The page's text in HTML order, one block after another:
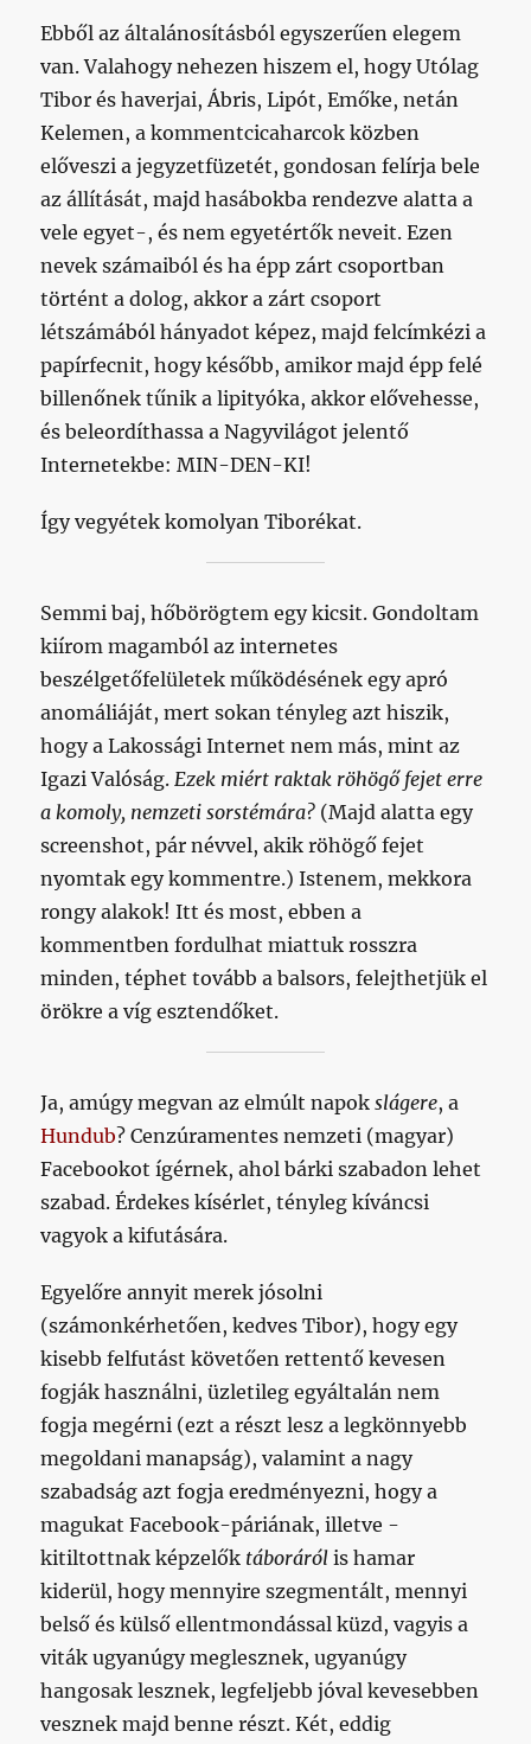
Ebből az általánosításból egyszerűen elegem
van. Valahogy nehezen hiszem el, hogy Utólag
Tibor és haverjai, Ábris, Lipót, Emőke, netán
Kelemen, a kommentcicaharcok közben
előveszi a jegyzetfüzetét, gondosan felírja bele
az állítását, majd hasábokba rendezve alatta a
vele egyet-, és nem egyetértők neveit. Ezen
nevek számaiból és ha épp zárt csoportban
történt a dolog, akkor a zárt csoport
létszámából hányadot képez, majd felcímkézi a
papírfecnit, hogy később, amikor majd épp felé
billenőnek tűnik a lipityóka, akkor elővehesse,
és beleordíthassa a Nagyvilágot jelentő
Internetekbe: MIN-DEN-KI!
Így vegyétek komolyan Tiborékat.
Semmi baj, hőbörögtem egy kicsit. Gondoltam
kiírom magamból az internetes
beszélgetőfelületek működésének egy apró
anomáliáját, mert sokan tényleg azt hiszik,
hogy a Lakossági Internet nem más, mint az
Igazi Valóság.Ezek miért raktak röhögő fejet erre
a komoly, nemzeti sorstémára? (Majd alatta egy
screenshot, pár névvel, akik röhögő fejet
nyomtak egy kommentre.) Istenem, mekkora
rongy alakok! Itt és most, ebben a
kommentben fordulhat miattuk rosszra
minden, téphet tovább a balsors, felejthetjük el
örökre a víg esztendőket.
Ja, amúgy megvan az elmúlt napokslágere, a
Hundub? Cenzúramentes nemzeti (magyar)
Facebookot ígérnek, ahol bárki szabadon lehet
szabad. Érdekes kísérlet, tényleg kíváncsi
vagyok a kifutására.
Egyelőre annyit merek jósolni
(számonkérhetően, kedves Tibor), hogy egy
kisebb felfutást követően rettentő kevesen
fogják használni, üzletileg egyáltalán nem
fogja megérni (ezt a részt lesz a legkönnyebb
megoldani manapság), valamint a nagy
szabadság azt fogja eredményezni, hogy a
magukat Facebook-páriának, illetve -
kitiltottnak képzelők táboráról is hamar
kiderül, hogy mennyire szegmentált, mennyi
belső és külső ellentmondással küzd, vagyis a
viták ugyanúgy meglesznek, ugyanúgy
hangosak lesznek, legfeljebb jóval kevesebben
vesznek majd benne részt. Két, eddig